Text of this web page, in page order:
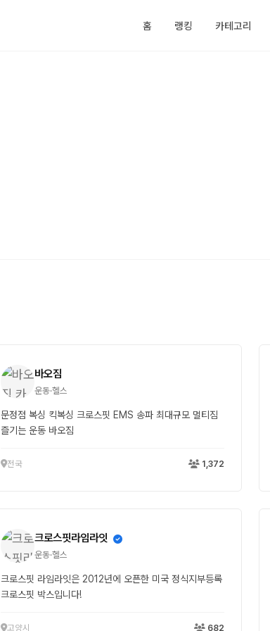
홈 랭킹 카테고리
바오짐
운동·헬스
문정점 복싱 킥복싱 크로스핏 EMS 송파 최대규모 멀티짐
즐기는 운동 바오짐
전국 1,372
크로스핏라임라잇
운동·헬스
크로스핏 라임라잇은 2012년에 오픈한 미국 정식지부등록
크로스핏 박스입니다!
고양시 682